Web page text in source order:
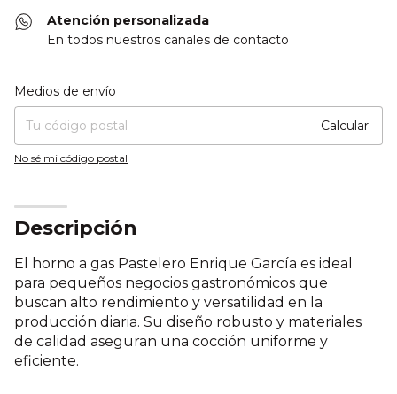
Atención personalizada
En todos nuestros canales de contacto
Entregas para el CP:
Medios de envío
Calcular
No sé mi código postal
Descripción
El horno a gas Pastelero Enrique García es ideal
para pequeños negocios gastronómicos que
buscan alto rendimiento y versatilidad en la
producción diaria. Su diseño robusto y materiales
de calidad aseguran una cocción uniforme y
eficiente.